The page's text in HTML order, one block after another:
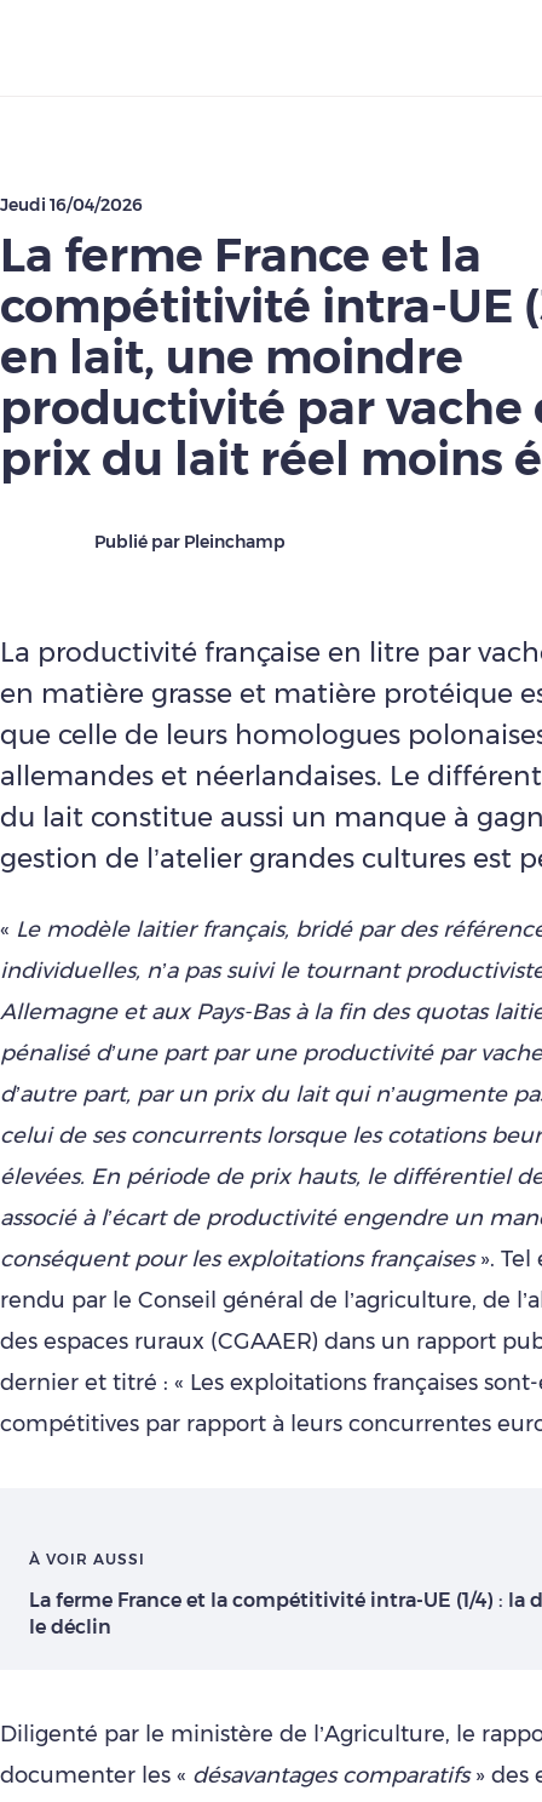
Jeudi 16/04/2026
La ferme France et la
compétitivité intra-UE
en lait, une moindre
productivité par vache
prix du lait réel moins
Publié par Pleinchamp
La productivité française en litre par
en matière grasse et matière protéique
que celle de leurs homologues
allemandes et néerlandaises. Le
du lait constitue aussi un manque à
gestion de l’atelier grandes cultures est
« Le modèle laitier français, bridé par des
individuelles, n’a pas suivi le tournant
Allemagne et aux Pays-Bas à la fin des quotas
pénalisé d’une part par une productivité par
d’autre part, par un prix du lait qui n’augmente
celui de ses concurrents lorsque les cotations
élevées. En période de prix hauts, le différentiel
associé à l’écart de productivité engendre un
conséquent pour les exploitations françaises».
rendu par le Conseil général de l’agriculture, de
des espaces ruraux (CGAAER) dans un rapport
dernier et titré : « Les exploitations françaises
compétitives par rapport à leurs concurrentes
À VOIR AUSSI
La ferme France et la compétitivité intra-UE (1/4) : la
le déclin
Diligenté par le ministère de l’Agriculture, le
documenter les « désavantages comparatifs» des